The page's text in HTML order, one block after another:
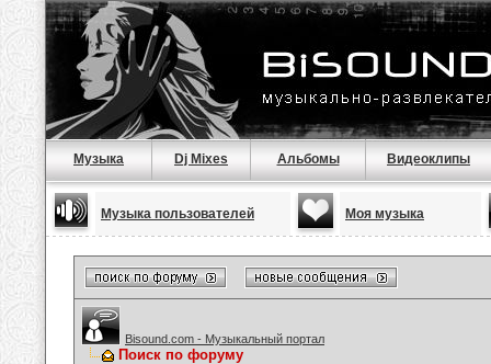
Музыка Dj Mixes Альбомы Видеоклипы
Музыка пользователей Моя музыка
Bisound.com - Музыкальный портал
Поиск по форуму